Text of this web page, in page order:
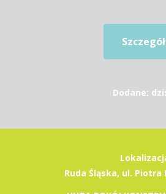
Dodane:
Ruda Śląska, ul. Piotra